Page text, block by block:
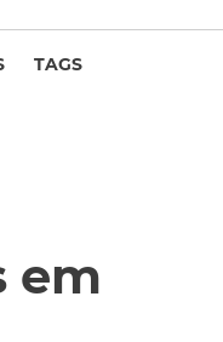
TAGS
em